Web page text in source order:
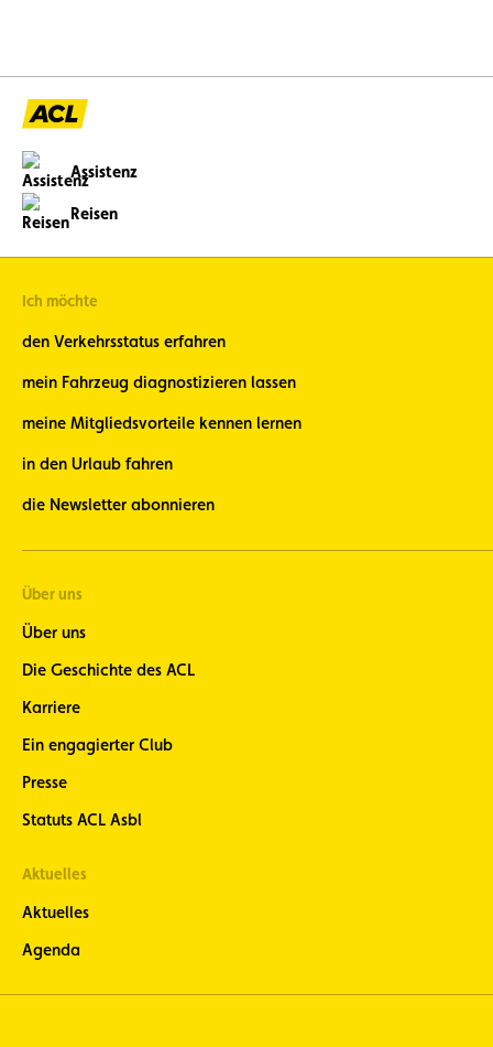
Assistenz
Reisen
Ich möchte
den Verkehrsstatus erfahren
mein Fahrzeug diagnostizieren lassen
meine Mitgliedsvorteile kennen lernen
in den Urlaub fahren
die Newsletter abonnieren
Über uns
Über uns
Die Geschichte des ACL
Karriere
Ein engagierter Club
Presse
Statuts ACL Asbl
Aktuelles
Aktuelles
Agenda